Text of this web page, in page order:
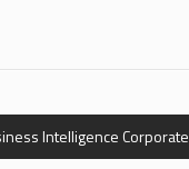
Intelligence Corporate